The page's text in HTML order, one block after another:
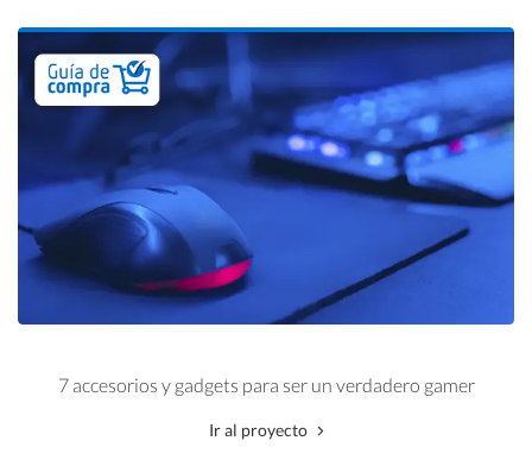
7 accesorios y gadgets para ser un verdadero gamer
Ir al proyecto